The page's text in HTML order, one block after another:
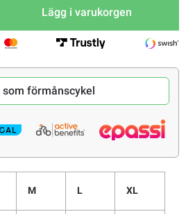
Lägg i varukorgen
som förmånscykel
M L XL